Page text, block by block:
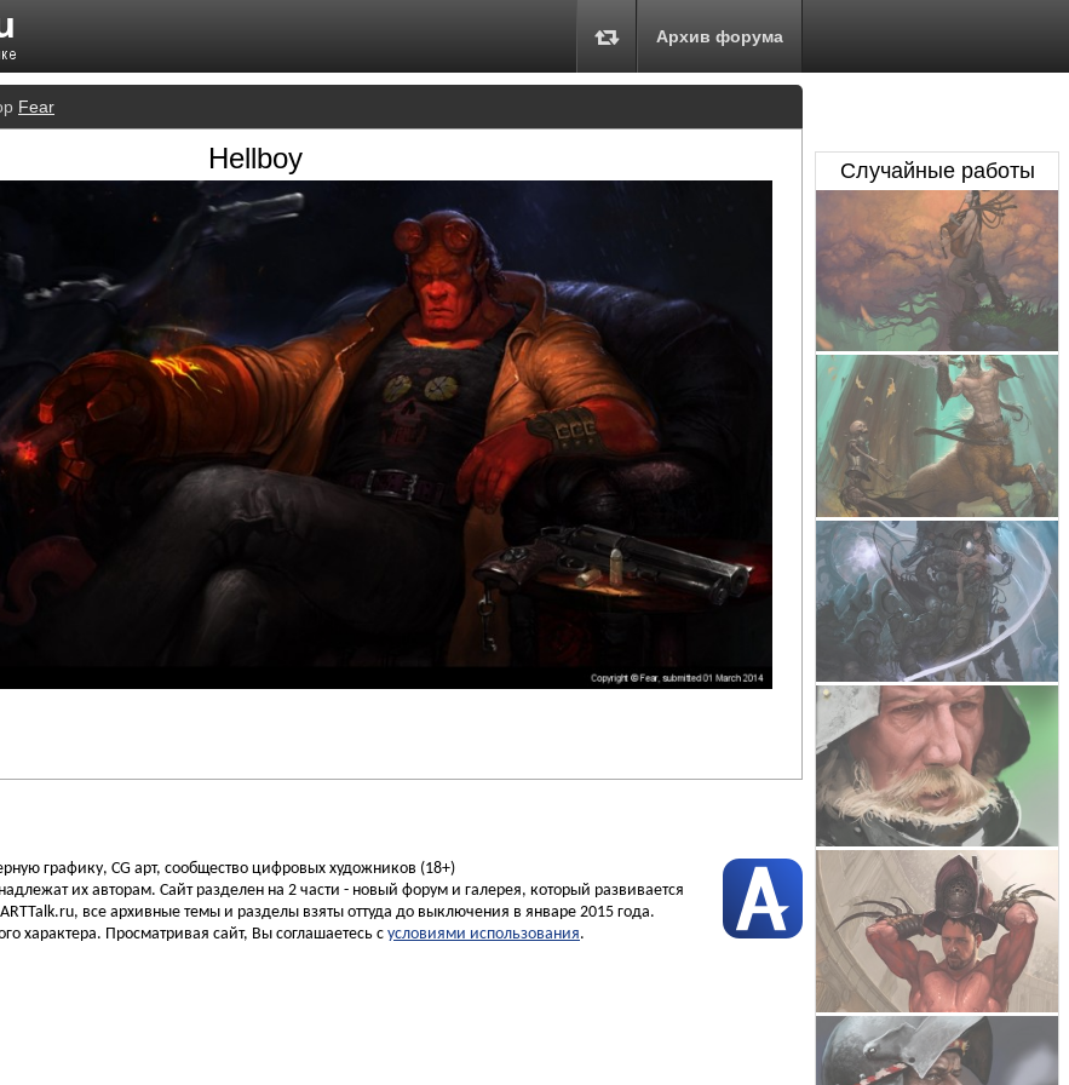
Архив форума
Fear
Hellboy Случайные работы
графику, CG арт, сообщество цифровых художников (18+)
их авторам. Сайт разделен на 2 части - новый форум и галерея, который развивается
все архивные темы и разделы взяты оттуда до выключения в январе 2015 года.
характера. Просматривая сайт, Вы соглашаетесь с условиями использования.